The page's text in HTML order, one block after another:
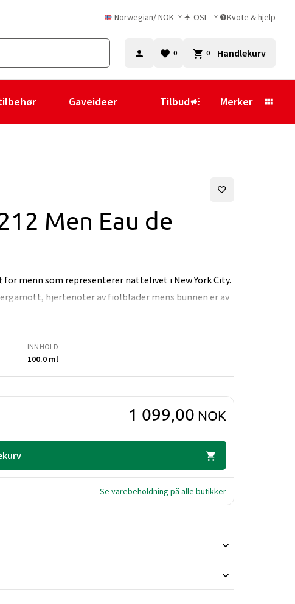
Norwegian/NOK OSL Kvote & hjelp
0 0 Handlekurv
Gaveideer Tilbud Merker
Men Eau de
for menn som representerer nattelivet i New York City.
hjertenoter av fiolblader mens bunnen er av
INNHOLD
100.0 ml
1 099,00 NOK
Se varebeholdning på alle butikker